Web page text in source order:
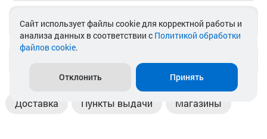
Telegram
Доставка Пункты выдачи Магазины
Cайт использует файлы cookie для корректной работы и
анализа данных в соответствии с Политикой обработки
файлов cookie.
Отклонить Принять